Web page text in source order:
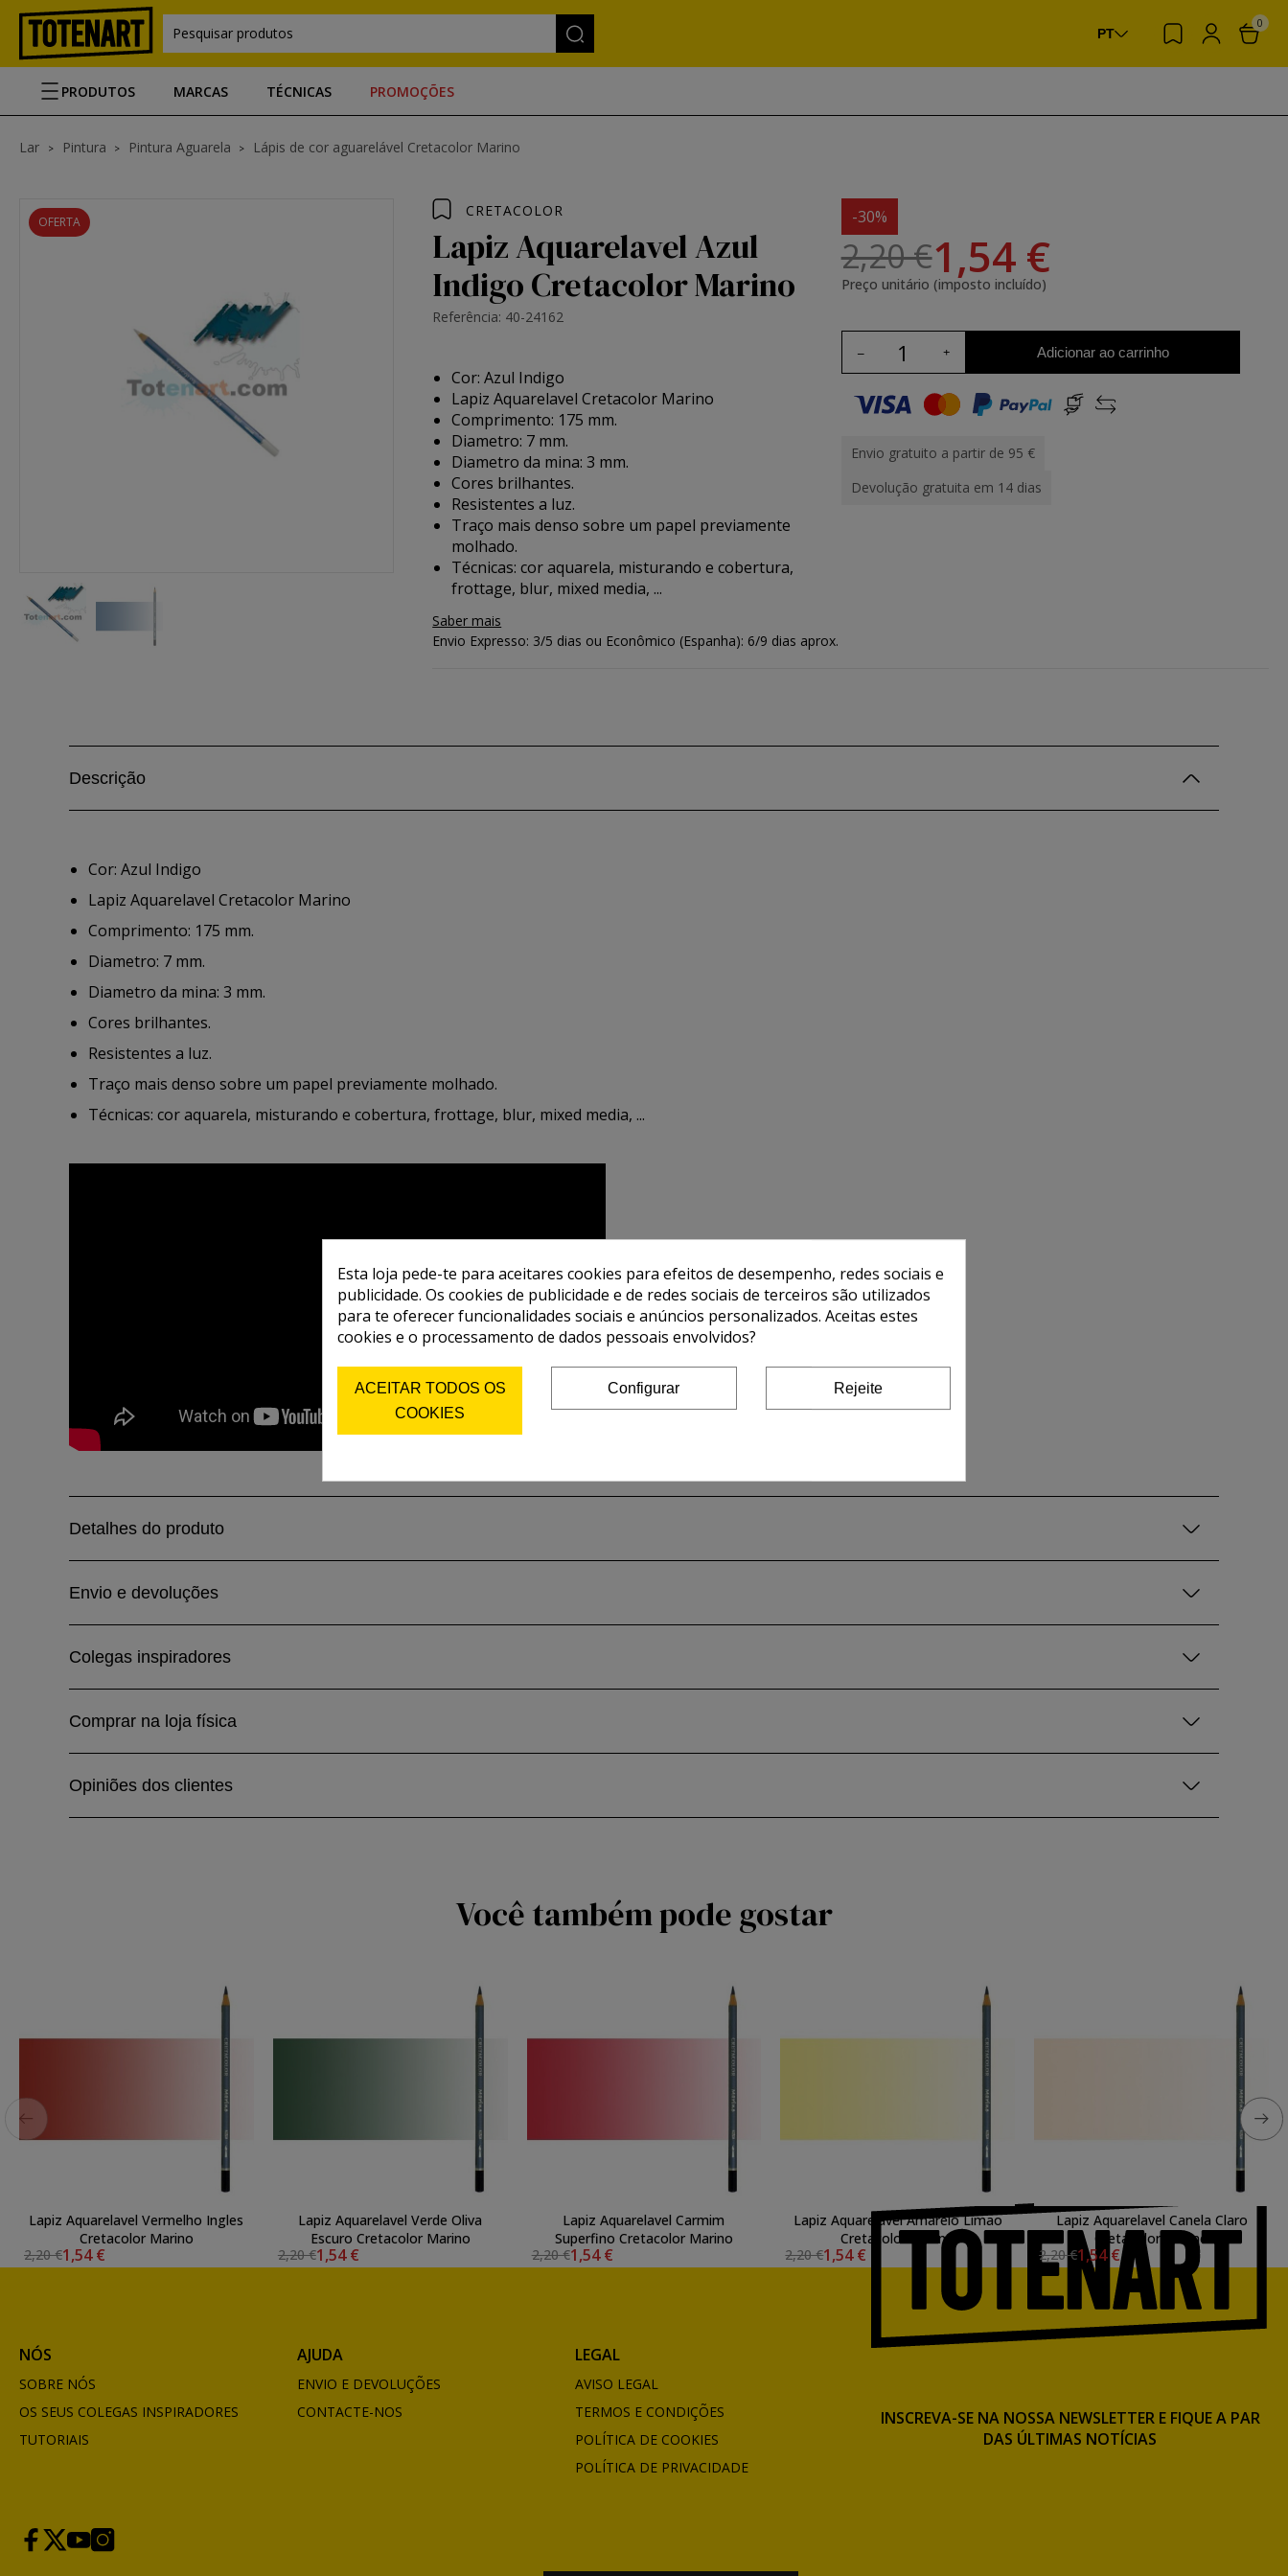
Pesquisar produtos PT
0
PRODUTOS MARCAS TÉCNICAS PROMOÇÕES
Lar Pintura Pintura Aguarela Lápis de cor aguarelável Cretacolor Marino
OFERTA
CRETACOLOR
Lapiz Aquarelavel Azul
Indigo Cretacolor Marino
Referência: 40-24162
Cor: Azul Indigo
Lapiz Aquarelavel Cretacolor Marino
Comprimento: 175 mm.
Diametro: 7 mm.
Diametro da mina: 3 mm.
Cores brilhantes.
Resistentes a luz.
Traço mais denso sobre um papel previamente
molhado.
Técnicas: cor aquarela, misturando e cobertura,
frottage, blur, mixed media, ...
Saber mais
-30%
2,20 €1,54 €
Preço unitário (imposto incluído)
Adicionar ao carrinho
Envio gratuito a partir de 95 €
Devolução gratuita em 14 dias
Envio Expresso: 3/5 dias ou Econômico (Espanha): 6/9 dias aprox.
Descrição
Cor: Azul Indigo
Lapiz Aquarelavel Cretacolor Marino
Comprimento: 175 mm.
Diametro: 7 mm.
Diametro da mina: 3 mm.
Cores brilhantes.
Resistentes a luz.
Traço mais denso sobre um papel previamente molhado.
Técnicas: cor aquarela, misturando e cobertura, frottage, blur, mixed media, ...
Detalhes do produto
Envio e devoluções
Colegas inspiradores
Comprar na loja física
Opiniões dos clientes
Você também pode gostar
Lapiz Aquarelavel Vermelho Ingles
Cretacolor Marino
2,20 €1,54 €
Lapiz Aquarelavel Verde Oliva
Escuro Cretacolor Marino
2,20 €1,54 €
Lapiz Aquarelavel Carmim
Superfino Cretacolor Marino
2,20 €1,54 €
Lapiz Aquarelavel Amarelo Limao
Cretacolor Marino
2,20 €1,54 €
Lapiz Aquarelavel Canela Claro
Cretacolor Marino
2,20 €1,54 €
NÓS
SOBRE NÓS
OS SEUS COLEGAS INSPIRADORES
TUTORIAIS
AJUDA
ENVIO E DEVOLUÇÕES
CONTACTE-NOS
LEGAL
AVISO LEGAL
TERMOS E CONDIÇÕES
POLÍTICA DE COOKIES
POLÍTICA DE PRIVACIDADE
INSCREVA-SE NA NOSSA NEWSLETTER E FIQUE A PAR
DAS ÚLTIMAS NOTÍCIAS
Esta loja pede-te para aceitares cookies para efeitos de desempenho, redes sociais e
publicidade. Os cookies de publicidade e de redes sociais de terceiros são utilizados
para te oferecer funcionalidades sociais e anúncios personalizados. Aceitas estes
cookies e o processamento de dados pessoais envolvidos?
ACEITAR TODOS OS
COOKIES
Configurar Rejeite